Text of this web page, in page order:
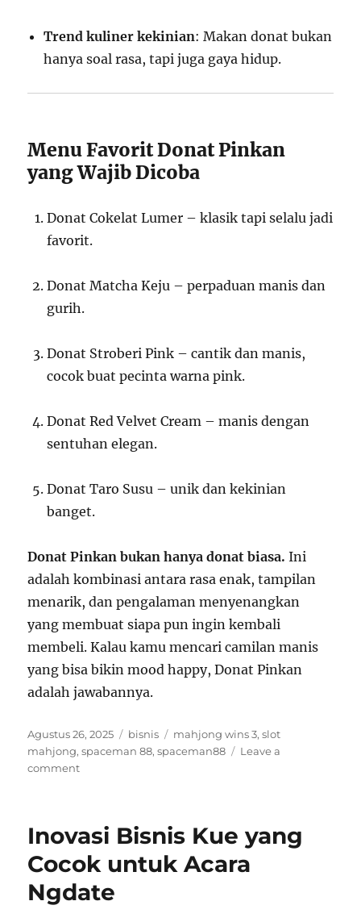
Trend kuliner kekinian: Makan donat bukan
hanya soal rasa, tapi juga gaya hidup.
Menu Favorit Donat Pinkan
yang Wajib Dicoba
Donat Cokelat Lumer – klasik tapi selalu jadi
favorit.
Donat Matcha Keju – perpaduan manis dan
gurih.
Donat Stroberi Pink – cantik dan manis,
cocok buat pecinta warna pink.
Donat Red Velvet Cream – manis dengan
sentuhan elegan.
Donat Taro Susu – unik dan kekinian
banget.
Donat Pinkan bukan hanya donat biasa. Ini
adalah kombinasi antara rasa enak, tampilan
menarik, dan pengalaman menyenangkan
yang membuat siapa pun ingin kembali
membeli. Kalau kamu mencari camilan manis
yang bisa bikin mood happy, Donat Pinkan
adalah jawabannya.
Posted
on
Agustus 26, 2025 Categories
bisnis Tags
mahjong wins 3,slot
mahjong,spaceman 88,spaceman88
Leave a
commenton
Bisnis
Kekinian
yang
Bikin
Inovasi Bisnis Kue yang
Cocok untuk Acara
Ngdate